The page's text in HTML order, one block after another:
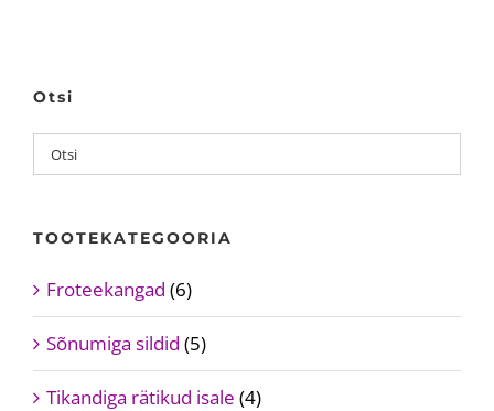
Otsi
TOOTEKATEGOORIA
Froteekangad (6)
Sõnumiga sildid (5)
Tikandiga rätikud isale (4)